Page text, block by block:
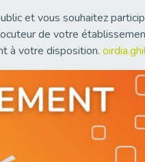
et vous souhaitez
de votre
à votre disposition.